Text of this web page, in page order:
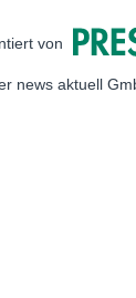
von
news aktuell